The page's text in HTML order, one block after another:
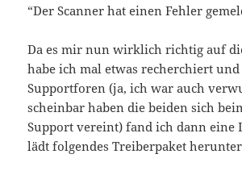
“Der Scanner hat einen Fehler
Da es mir nun wirklich richtig auf
habe ich mal etwas recherchiert
Supportforen (ja, ich war auch
scheinbar haben die beiden sich
Support vereint) fand ich dann eine
lädt folgendes Treiberpaket